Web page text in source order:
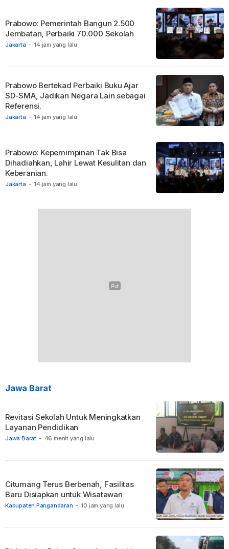
Jakarta - 14 jam yang lalu
Prabowo: Pemerintah Bangun 2.500
Jembatan, Perbaiki 70.000 Sekolah
Jakarta - 14 jam yang lalu
Prabowo Bertekad Perbaiki Buku Ajar
SD-SMA, Jadikan Negara Lain sebagai
Referensi.
Jakarta - 14 jam yang lalu
Prabowo: Kepemimpinan Tak Bisa
Dihadiahkan, Lahir Lewat Kesulitan dan
Keberanian.
Jawa Barat
Jawa Barat - 46 menit yang lalu
Revitasi Sekolah Untuk Meningkatkan
Layanan Pendidikan
Kabupaten Pangandaran - 10 jam yang lalu
Citumang Terus Berbenah, Fasilitas
Baru Disiapkan untuk Wisatawan